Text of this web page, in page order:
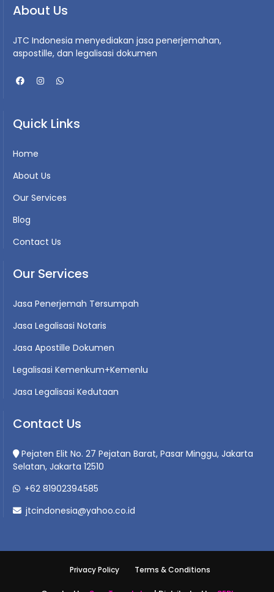
About Us
JTC Indonesia menyediakan jasa penerjemahan,
aspostille, dan legalisasi dokumen
Quick Links
Home
About Us
Our Services
Blog
Contact Us
Our Services
Jasa Penerjemah Tersumpah
Jasa Legalisasi Notaris
Jasa Apostille Dokumen
Legalisasi Kemenkum+Kemenlu
Jasa Legalisasi Kedutaan
Contact Us
Pejaten Elit No. 27 Pejatan Barat, Pasar Minggu, Jakarta
Selatan, Jakarta 12510
+62 81902394585
jtcindonesia@yahoo.co.id
Privacy Policy Terms & Conditions